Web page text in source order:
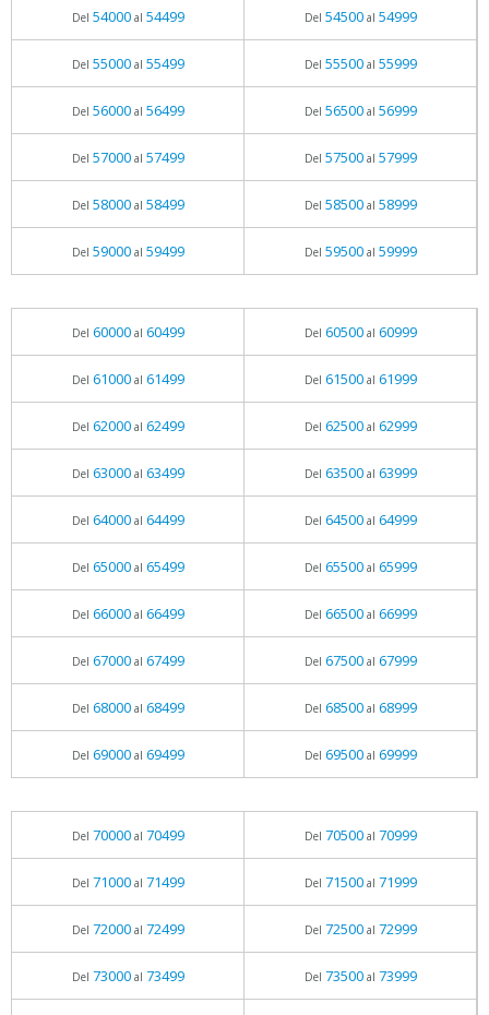
Del 54000al 54499 Del 54500al 54999
Del 55000al 55499 Del 55500al 55999
Del 56000al 56499 Del 56500al 56999
Del 57000al 57499 Del 57500al 57999
Del 58000al 58499 Del 58500al 58999
Del 59000al 59499 Del 59500al 59999
Del 60000al 60499 Del 60500al 60999
Del 61000al 61499 Del 61500al 61999
Del 62000al 62499 Del 62500al 62999
Del 63000al 63499 Del 63500al 63999
Del 64000al 64499 Del 64500al 64999
Del 65000al 65499 Del 65500al 65999
Del 66000al 66499 Del 66500al 66999
Del 67000al 67499 Del 67500al 67999
Del 68000al 68499 Del 68500al 68999
Del 69000al 69499 Del 69500al 69999
Del 70000al 70499 Del 70500al 70999
Del 71000al 71499 Del 71500al 71999
Del 72000al 72499 Del 72500al 72999
Del 73000al 73499 Del 73500al 73999